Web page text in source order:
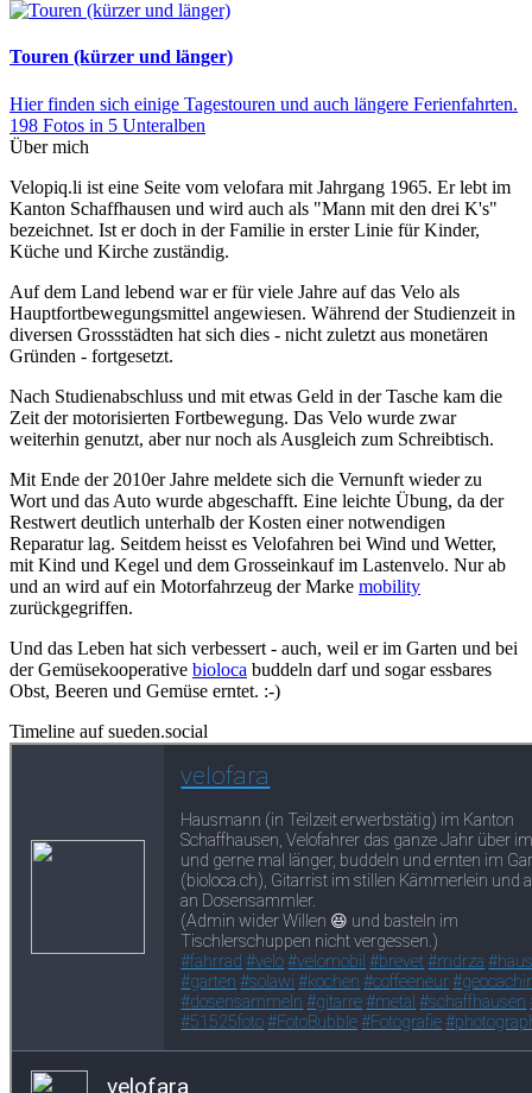
Touren (kürzer und länger)
Hier finden sich einige Tagestouren und auch längere Ferienfahrten.
198 Fotos in 5 Unteralben
Über mich
Velopiq.li ist eine Seite vom velofara mit Jahrgang 1965. Er lebt im
Kanton Schaffhausen und wird auch als "Mann mit den drei K's"
bezeichnet. Ist er doch in der Familie in erster Linie für Kinder,
Küche und Kirche zuständig.
Auf dem Land lebend war er für viele Jahre auf das Velo als
Hauptfortbewegungsmittel angewiesen. Während der Studienzeit in
diversen Grossstädten hat sich dies - nicht zuletzt aus monetären
Gründen - fortgesetzt.
Nach Studienabschluss und mit etwas Geld in der Tasche kam die
Zeit der motorisierten Fortbewegung. Das Velo wurde zwar
weiterhin genutzt, aber nur noch als Ausgleich zum Schreibtisch.
Mit Ende der 2010er Jahre meldete sich die Vernunft wieder zu
Wort und das Auto wurde abgeschafft. Eine leichte Übung, da der
Restwert deutlich unterhalb der Kosten einer notwendigen
Reparatur lag. Seitdem heisst es Velofahren bei Wind und Wetter,
mit Kind und Kegel und dem Grosseinkauf im Lastenvelo. Nur ab
und an wird auf ein Motorfahrzeug der Marke mobility
zurückgegriffen.
Und das Leben hat sich verbessert - auch, weil er im Garten und bei
der Gemüsekooperative bioloca buddeln darf und sogar essbares
Obst, Beeren und Gemüse erntet. :-)
Timeline auf sueden.social